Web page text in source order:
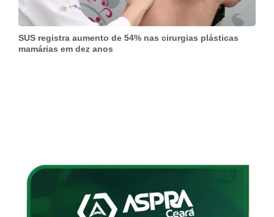
SUS registra aumento de 54% nas cirurgias plásticas
mamárias em dez anos